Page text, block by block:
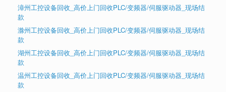
漳州工控设备回收_高价上门回收PLC/变频器/伺服驱动器_现场结
款
滁州工控设备回收_高价上门回收PLC/变频器/伺服驱动器_现场结
款
湖州工控设备回收_高价上门回收PLC/变频器/伺服驱动器_现场结
款
温州工控设备回收_高价上门回收PLC/变频器/伺服驱动器_现场结
款